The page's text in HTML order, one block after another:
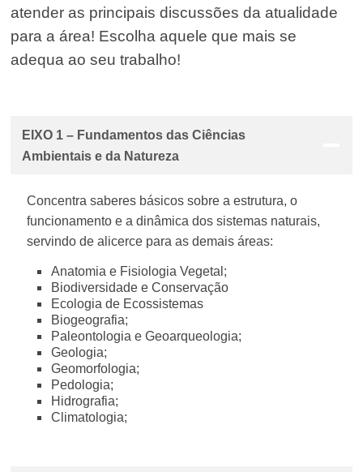
atender as principais discussões da atualidade
para a área! Escolha aquele que mais se
adequa ao seu trabalho!
EIXO 1 – Fundamentos das Ciências
Ambientais e da Natureza
Concentra saberes básicos sobre a estrutura, o
funcionamento e a dinâmica dos sistemas naturais,
servindo de alicerce para as demais áreas:
Anatomia e Fisiologia Vegetal;
Biodiversidade e Conservação
Ecologia de Ecossistemas
Biogeografia;
Paleontologia e Geoarqueologia;
Geologia;
Geomorfologia;
Pedologia;
Hidrografia;
Climatologia;